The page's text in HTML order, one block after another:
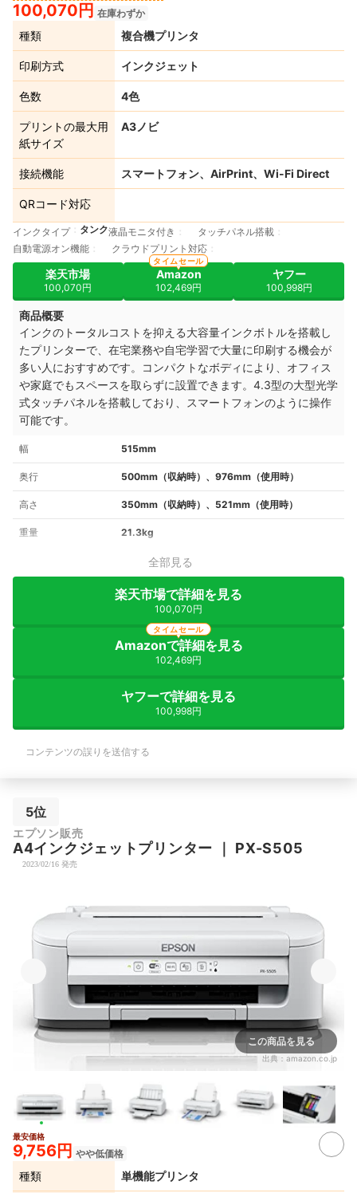
100,070円 在庫わずか
種類 複合機プリンタ
印刷方式 インクジェット
色数 4色
プリントの最大用
紙サイズ
A3ノビ
接続機能 スマートフォン、AirPrint、Wi-Fi Direct
QRコード対応
インクタイプ タンク液晶モニタ付き
タッチパネル搭載
自動電源オン機能
クラウドプリント対応
楽天市場
100,070円
Amazon
102,469円
タイムセール
ヤフー
100,998円
商品概要
インクのトータルコストを抑える大容量インクボトルを搭載し
たプリンターで、在宅業務や自宅学習で大量に印刷する機会が
多い人におすすめです。コンパクトなボディにより、オフィス
や家庭でもスペースを取らずに設置できます。4.3型の大型光学
式タッチパネルを搭載しており、スマートフォンのように操作
可能です。
幅 515mm
奥行 500mm（収納時）、976mm（使用時）
高さ 350mm（収納時）、521mm（使用時）
重量 21.3kg
全部見る
楽天市場で詳細を見る
100,070円
Amazonで詳細を見る
102,469円
タイムセール
ヤフーで詳細を見る
100,998円
コンテンツの誤りを送信する
5位
エプソン販売
A4インクジェットプリンター PX-S505
2023/02/16 発売
この商品を見る
出典： amazon.co.jp
最安価格
9,756円 やや低価格
種類 単機能プリンタ